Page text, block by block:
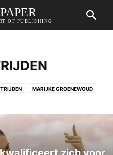
OF PUBLISHING
MARIJKE GROENEWOUD